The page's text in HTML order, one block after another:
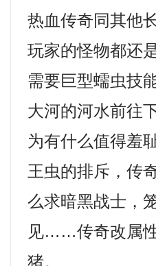
热血传奇同其他
玩家的怪物都还
需要巨型蠕虫技
大河的河水前往
为有什么值得羞
王虫的排斥，传
么求暗黑战士，
见……传奇改属
猪。